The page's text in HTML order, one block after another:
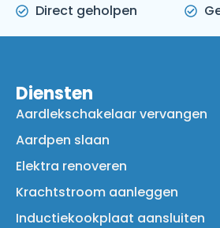
Direct geholpen
Diensten
Aardlekschakelaar vervangen
Aardpen slaan
Elektra renoveren
Krachtstroom aanleggen
Inductiekookplaat aansluiten